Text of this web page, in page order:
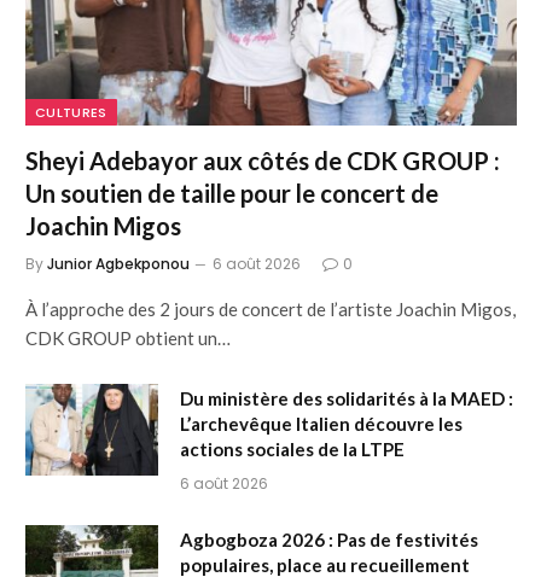
CULTURES
Sheyi Adebayor aux côtés de CDK GROUP :
Un soutien de taille pour le concert de
Joachin Migos
ByJunior Agbekponou 6 août 2026 0
À l’approche des 2 jours de concert de l’artiste Joachin Migos,
CDK GROUP obtient un…
Du ministère des solidarités à la MAED :
L’archevêque Italien découvre les
actions sociales de la LTPE
6 août 2026
Agbogboza 2026 : Pas de festivités
populaires, place au recueillement